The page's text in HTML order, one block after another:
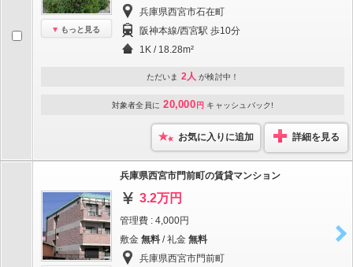
もっと見る
兵庫県西宮市石在町
阪神本線/西宮駅 歩10分
1K / 18.28m²
ただいま 2人 が検討中！
対象者全員に 20,000 円 キャッシュバック!
お気に入りに追加 詳細を見る
兵庫県西宮市門前町の賃貸マンション
3.2万円
管理費 : 4,000円
敷金 無料 / 礼金 無料
兵庫県西宮市門前町